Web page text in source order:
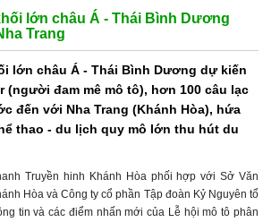
lớn châu Á - Thái Bình Dương
Trang
lớn châu Á - Thái Bình Dương dự kiến
(người đam mê mô tô), hơn 100 câu lạc
đến với Nha Trang (Khánh Hòa), hứa
thao - du lịch quy mô lớn thu hút du
Truyền hinh Khánh Hòa phối hợp với Sở Văn
Hòa và Công ty cổ phần Tập đoàn Kỷ Nguyên tổ
tin và các điểm nhấn mới của Lễ hội mô tô phân